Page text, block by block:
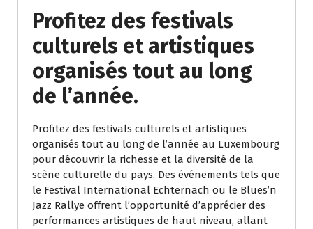
Profitez des festivals
culturels et artistiques
organisés tout au long
de l’année.
Profitez des festivals culturels et artistiques
organisés tout au long de l’année au Luxembourg
pour découvrir la richesse et la diversité de la
scène culturelle du pays. Des événements tels que
le Festival International Echternach ou le Blues’n
Jazz Rallye offrent l’opportunité d’apprécier des
performances artistiques de haut niveau, allant